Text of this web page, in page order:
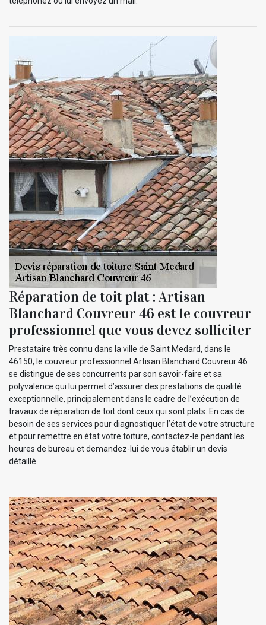
Réparation de toit plat : Artisan
Blanchard Couvreur 46 est le couvreur
professionnel que vous devez solliciter
Prestataire très connu dans la ville de Saint Medard, dans le
46150, le couvreur professionnel Artisan Blanchard Couvreur 46
se distingue de ses concurrents par son savoir-faire et sa
polyvalence qui lui permet d’assurer des prestations de qualité
exceptionnelle, principalement dans le cadre de l’exécution de
travaux de réparation de toit dont ceux qui sont plats. En cas de
besoin de ses services pour diagnostiquer l’état de votre structure
et pour remettre en état votre toiture, contactez-le pendant les
heures de bureau et demandez-lui de vous établir un devis
détaillé.